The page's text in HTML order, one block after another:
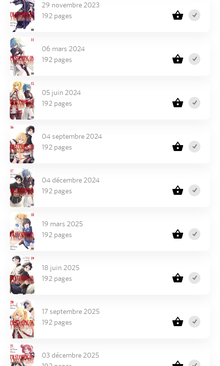
29 novembre 2023
192 pages
06 mars 2024
192 pages
05 juin 2024
192 pages
04 septembre 2024
192 pages
04 décembre 2024
192 pages
19 mars 2025
192 pages
18 juin 2025
192 pages
17 septembre 2025
192 pages
03 décembre 2025